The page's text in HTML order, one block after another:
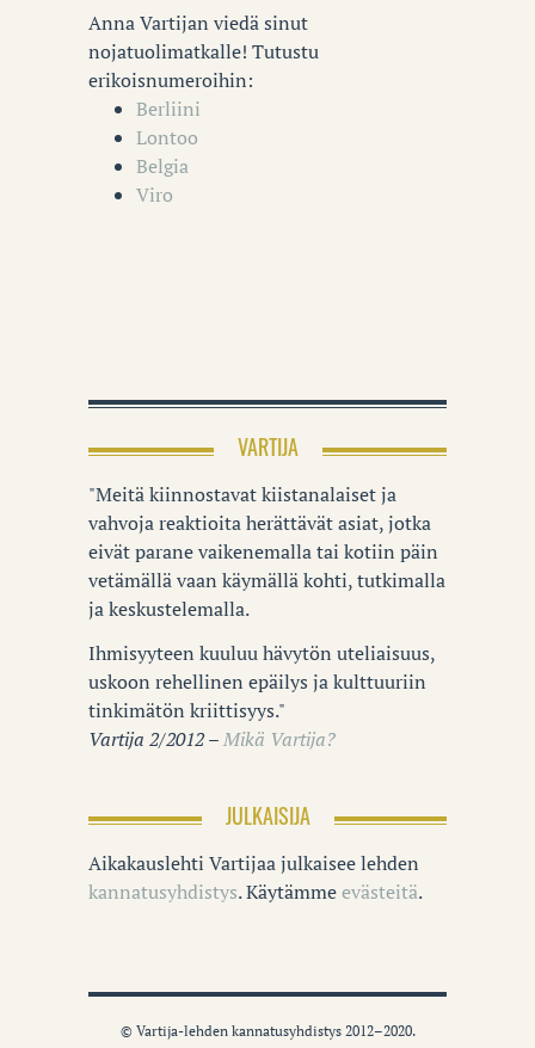
Anna Vartijan viedä sinut
nojatuolimatkalle! Tutustu
erikoisnumeroihin:
Berliini
Lontoo
Belgia
Viro
VARTIJA
"Meitä kiinnostavat kiistanalaiset ja
vahvoja reaktioita herättävät asiat, jotka
eivät parane vaikenemalla tai kotiin päin
vetämällä vaan käymällä kohti, tutkimalla
ja keskustelemalla.
Ihmisyyteen kuuluu hävytön uteliaisuus,
uskoon rehellinen epäilys ja kulttuuriin
tinkimätön kriittisyys."
Vartija 2/2012 –Mikä Vartija?
JULKAISIJA
Aikakauslehti Vartijaa julkaisee lehden
kannatusyhdistys. Käytämmeevästeitä.
© Vartija-lehden kannatusyhdistys 2012–2020.